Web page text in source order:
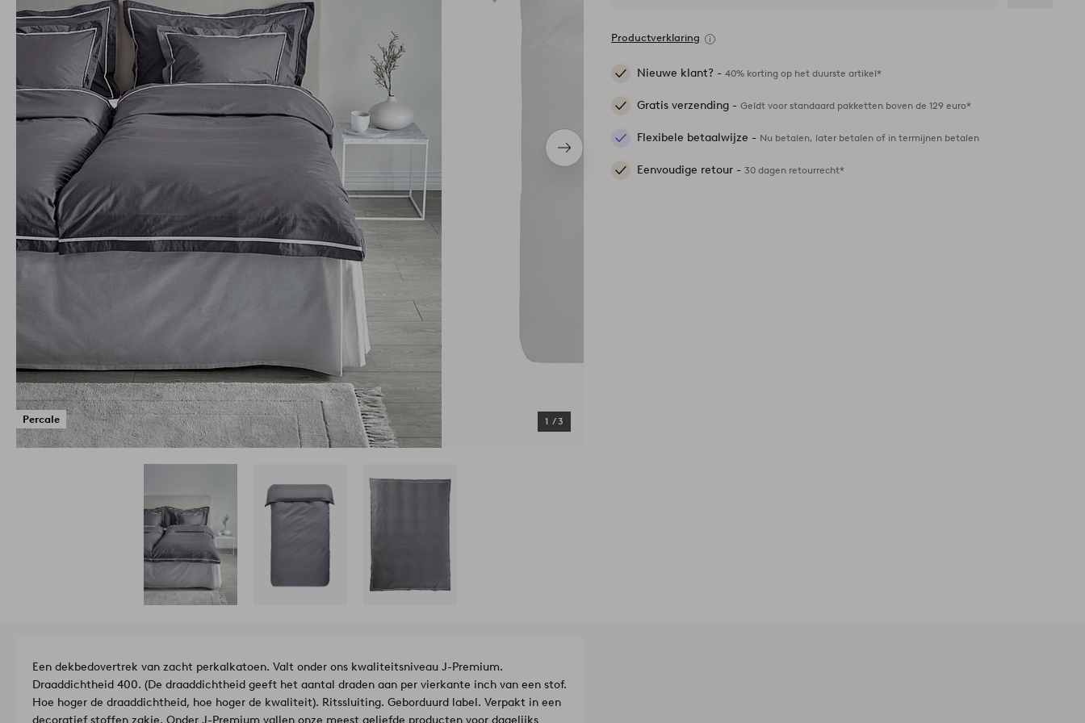
Volgend
item
Percale 1 /3
Productverklaring
Nieuwe klant? -40% korting op het duurste artikel*
Gratis verzending -Geldt voor standaard pakketten boven de 129 euro*
Flexibele betaalwijze - Nu betalen, later betalen of in termijnen betalen
Eenvoudige retour -30 dagen retourrecht*
Een dekbedovertrek van zacht perkalkatoen. Valt onder ons kwaliteitsniveau J-Premium.
Draaddichtheid 400. (De draaddichtheid geeft het aantal draden aan per vierkante inch van een stof.
Hoe hoger de draaddichtheid, hoe hoger de kwaliteit). Ritssluiting. Geborduurd label. Verpakt in een
decoratief stoffen zakje. Onder J-Premium vallen onze meest geliefde producten voor dagelijks